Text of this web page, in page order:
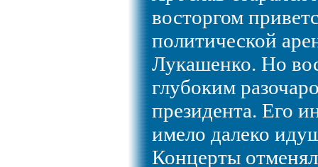
восторгом
политической
Лукашенко. Но
глубоким
президента. Его
имело далеко
Концерты